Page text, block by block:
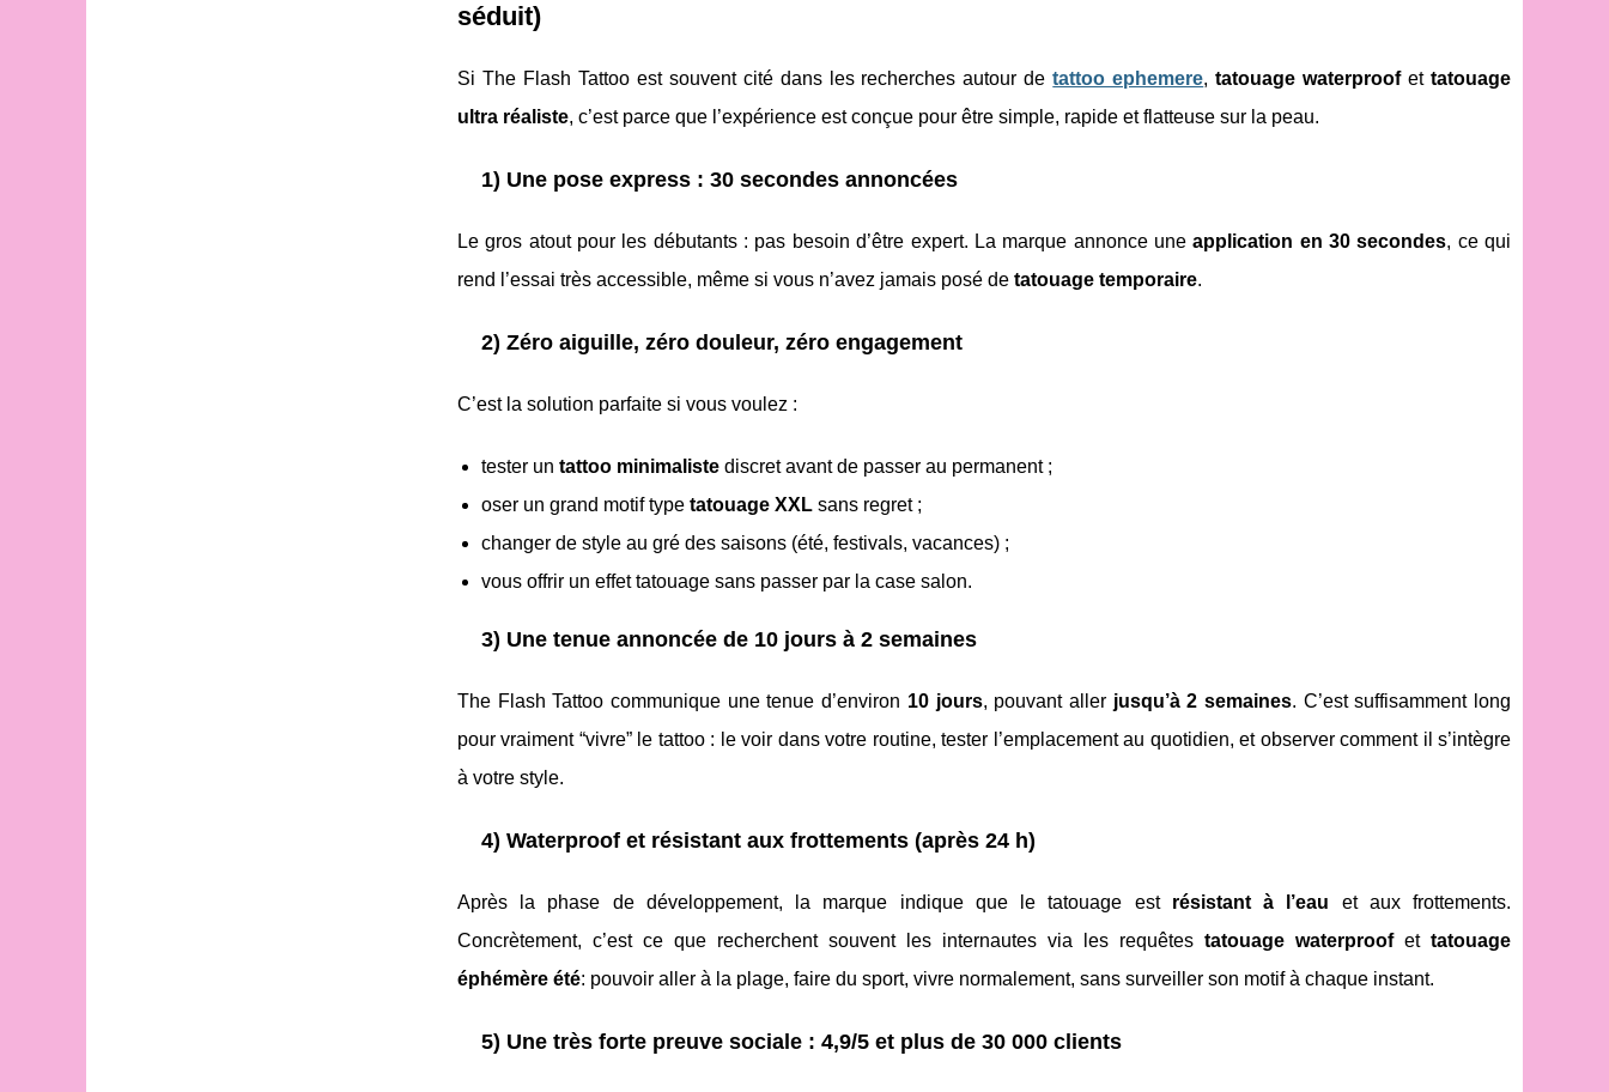
séduit)
Si The Flash Tattoo est souvent cité dans les recherches autour detattoo ephemere,tatouage waterproofettatouage
ultra réaliste, c’est parce que l’expérience est conçue pour être simple, rapide et flatteuse sur la peau.
1) Une pose express : 30 secondes annoncées
Le gros atout pour les débutants : pas besoin d’être expert. La marque annonce uneapplication en 30 secondes, ce qui
rend l’essai très accessible, même si vous n’avez jamais posé de tatouage temporaire.
2) Zéro aiguille, zéro douleur, zéro engagement
C’est la solution parfaite si vous voulez :
tester un tattoo minimaliste discret avant de passer au permanent ;
oser un grand motif type tatouage XXL sans regret ;
changer de style au gré des saisons (été, festivals, vacances) ;
vous offrir un effet tatouage sans passer par la case salon.
3) Une tenue annoncée de 10 jours à 2 semaines
The Flash Tattoo communique une tenue d’environ 10 jours, pouvant aller jusqu’à 2 semaines. C’est suffisamment long
pour vraiment “vivre” le tattoo : le voir dans votre routine, tester l’emplacement au quotidien, et observer comment il s’intègre
à votre style.
4) Waterproof et résistant aux frottements (après 24 h)
Après la phase de développement, la marque indique que le tatouage est résistant à l’eau et aux frottements.
Concrètement, c’est ce que recherchent souvent les internautes via les requêtes tatouage waterproofet tatouage
éphémère été: pouvoir aller à la plage, faire du sport, vivre normalement, sans surveiller son motif à chaque instant.
5) Une très forte preuve sociale : 4,9/5 et plus de 30 000 clients